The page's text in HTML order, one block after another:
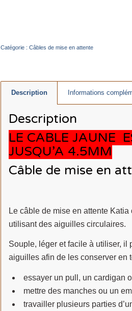
Catégorie : Câbles de mise en attente
Description Informations
Description
LE CABLE JAUNE
JUSQU’A 4.5MM
Câble de mise en
Le câble de mise en attente
utilisant des aiguilles circulaires.
Souple, léger et facile à utiliser, il
aiguilles afin de les conserver en
essayer un pull, un cardigan
mettre des manches ou un
travailler plusieurs parties